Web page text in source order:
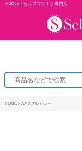
日本No.1セルフマツエク専門店
HOME Aさんのレビュー